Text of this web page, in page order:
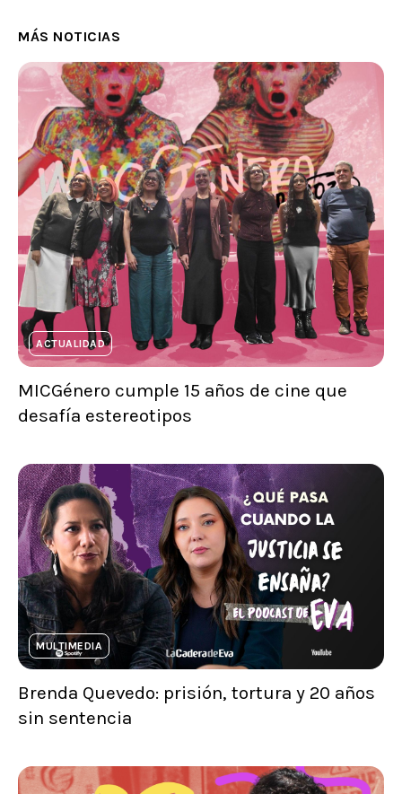
MÁS NOTICIAS
ACTUALIDAD
MICGénero cumple 15 años de cine que
desafía estereotipos
MULTIMEDIA
Brenda Quevedo: prisión, tortura y 20 años
sin sentencia